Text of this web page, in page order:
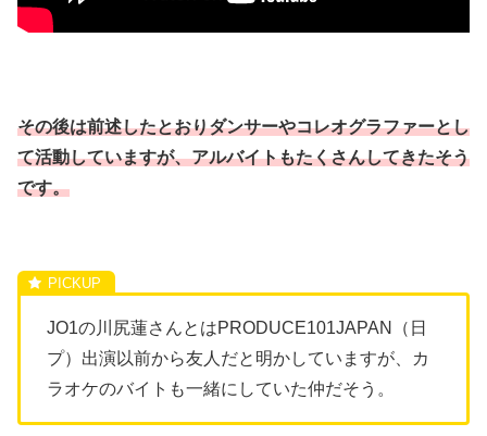
その後は前述したとおりダンサーやコレオグラファーとし
て活動していますが、アルバイトもたくさんしてきたそう
です。
JO1の川尻蓮さんとはPRODUCE101JAPAN（日
プ）出演以前から友人だと明かしていますが、カ
ラオケのバイトも一緒にしていた仲だそう。